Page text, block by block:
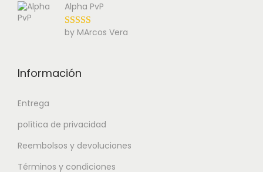
Alpha PvP
by MArcos Vera
Información
Entrega
política de privacidad
Reembolsos y devoluciones
Términos y condiciones